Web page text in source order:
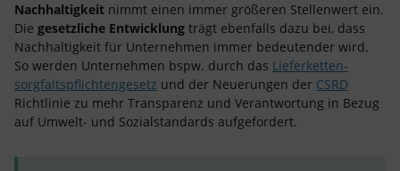
Nachhaltigkeit nimmt einen immer größeren Stellenwert ein.
Die gesetzliche Entwicklung trägt ebenfalls dazu bei, dass
Nachhaltigkeit für Unternehmen immer bedeutender wird.
So werden Unternehmen bspw. durch das Lieferketten­
sorgfaltspflichten­gesetz und der Neuerungen der CSRD
Richtlinie zu mehr Transparenz und Verantwortung in Bezug
auf Umwelt- und Sozialstandards aufgefordert.